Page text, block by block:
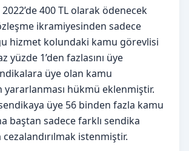
400 TL olarak ödenecek
ikramiyesinden sadece
hizmet kolundaki kamu görevlisi
yüzde 1’den fazlasını üye
üye olan kamu
hükmü eklenmiştir.
üye 56 binden fazla kamu
baştan sadece farklı sendika
istenmiştir.